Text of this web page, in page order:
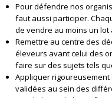
Pour défendre nos
faut aussi participer.
de vendre au moins un lot
Remettre au centre des
éleveurs avant celui des
faire sur des sujets tels
Appliquer
validées au sein des